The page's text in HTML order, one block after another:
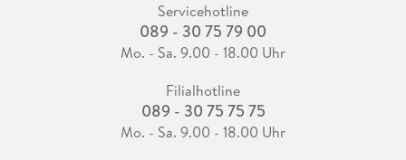
Servicehotline
089 - 30 75 79 00
Mo. - Sa. 9.00 - 18.00 Uhr
Filialhotline
089 - 30 75 75 75
Mo. - Sa. 9.00 - 18.00 Uhr